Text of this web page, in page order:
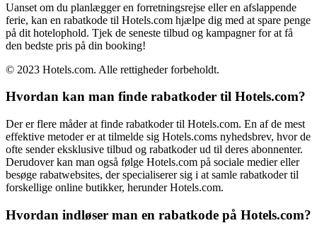
Uanset om du planlægger en forretningsrejse eller en afslappende
ferie, kan en rabatkode til Hotels.com hjælpe dig med at spare penge
på dit hotelophold. Tjek de seneste tilbud og kampagner for at få
den bedste pris på din booking!
© 2023 Hotels.com. Alle rettigheder forbeholdt.
Hvordan kan man finde rabatkoder til Hotels.com?
Der er flere måder at finde rabatkoder til Hotels.com. En af de mest
effektive metoder er at tilmelde sig Hotels.coms nyhedsbrev, hvor de
ofte sender eksklusive tilbud og rabatkoder ud til deres abonnenter.
Derudover kan man også følge Hotels.com på sociale medier eller
besøge rabatwebsites, der specialiserer sig i at samle rabatkoder til
forskellige online butikker, herunder Hotels.com.
Hvordan indløser man en rabatkode på Hotels.com?